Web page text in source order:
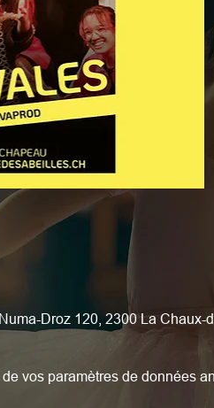
Droz 120, 2300 La Chaux-
vos paramètres de données